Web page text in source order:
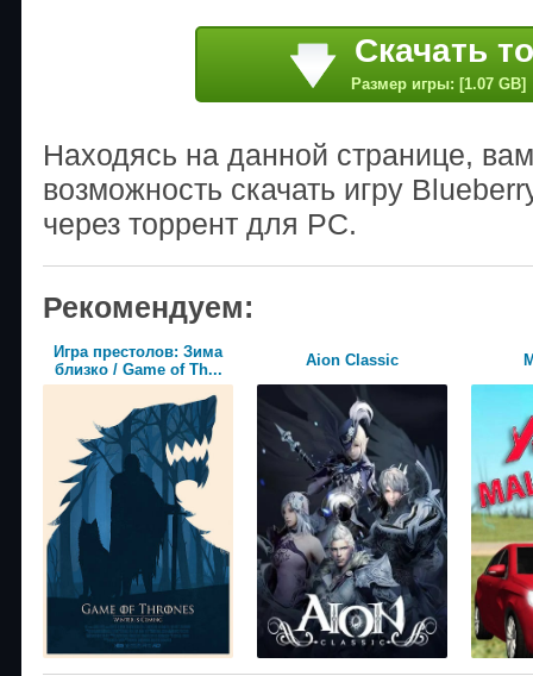
Скачать
Размер игры: [1.07 GB]
Находясь на данной странице,
возможность скачать игру
через торрент для PC.
Рекомендуем:
Игра престолов: Зима
близко / Game of Th...
Aion Classic